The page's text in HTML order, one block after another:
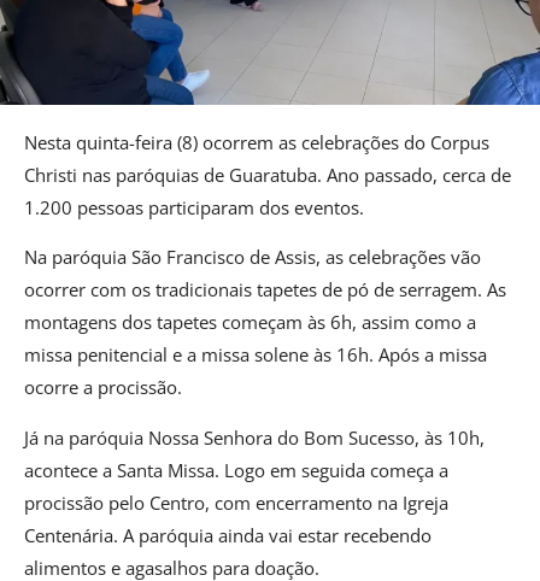
Nesta quinta-feira (8) ocorrem as celebrações do Corpus
Christi nas paróquias de Guaratuba. Ano passado, cerca de
1.200 pessoas participaram dos eventos.
Na paróquia São Francisco de Assis, as celebrações vão
ocorrer com os tradicionais tapetes de pó de serragem. As
montagens dos tapetes começam às 6h, assim como a
missa penitencial e a missa solene às 16h. Após a missa
ocorre a procissão.
Já na paróquia Nossa Senhora do Bom Sucesso, às 10h,
acontece a Santa Missa. Logo em seguida começa a
procissão pelo Centro, com encerramento na Igreja
Centenária. A paróquia ainda vai estar recebendo
alimentos e agasalhos para doação.